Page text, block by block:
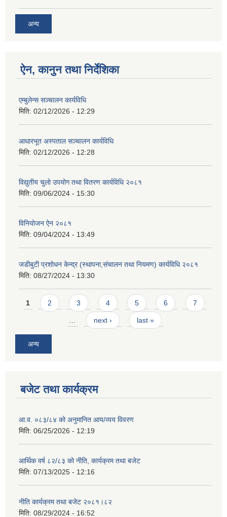
अन्य
ऐन, कानुन तथा निर्देशिका
एम्बुलेन्स सञ्चालन कार्यविधि
मिति: 02/12/2026 - 12:29
आधारभूत अस्पताल सञ्चालन कार्यविधि
मिति: 02/12/2026 - 12:28
विद्युतीय चुलो उपयोग तथा वितरण कार्यविधि २०८१
मिति: 09/06/2024 - 15:30
विनियोजन ऐन २०८१
मिति: 09/04/2024 - 13:49
जडीबुटी प्रशोधन केन्द्र (स्थापना,संचालन तथा नियमण) कार्यविधि २०८१
मिति: 08/27/2024 - 13:30
Pages
1 2 3 4 5 6 7
… next › last »
अन्य
बजेट तथा कार्यक्रम
आ.व. ०८३/८४ को अनुमानित आय/व्यय विवरण
मिति: 06/25/2026 - 12:19
आर्थिक वर्ष ८२/८३ को नीति, कार्यक्रम तथा बजेट
मिति: 07/13/2025 - 12:16
नीति कार्यक्रम तथा बजेट २०८१।८२
मिति: 08/29/2024 - 16:52